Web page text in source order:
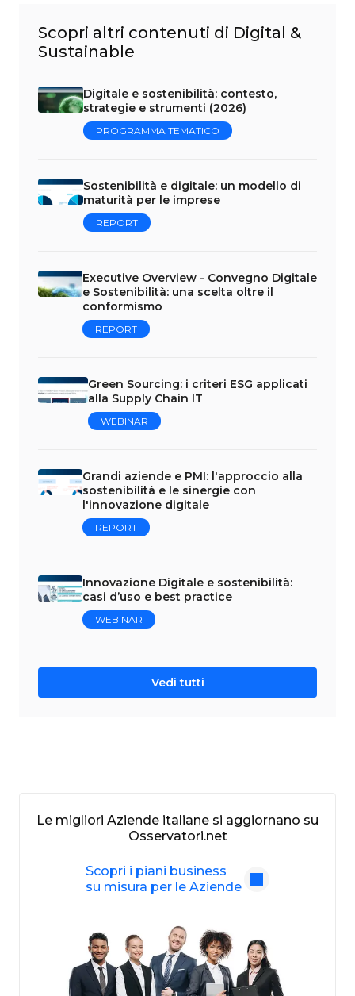
Scopri altri contenuti di Digital &
Sustainable
Digitale e sostenibilità: contesto,
strategie e strumenti (2026)
PROGRAMMA TEMATICO
Sostenibilità e digitale: un modello di
maturità per le imprese
REPORT
Executive Overview - Convegno Digitale
e Sostenibilità: una scelta oltre il
conformismo
REPORT
Green Sourcing: i criteri ESG applicati
alla Supply Chain IT
WEBINAR
Grandi aziende e PMI: l'approccio alla
sostenibilità e le sinergie con
l'innovazione digitale
REPORT
Innovazione Digitale e sostenibilità:
casi d’uso e best practice
WEBINAR
Vedi tutti
Le migliori Aziende italiane si aggiornano su
Osservatori.net
Scopri i piani business
su misura per le Aziende